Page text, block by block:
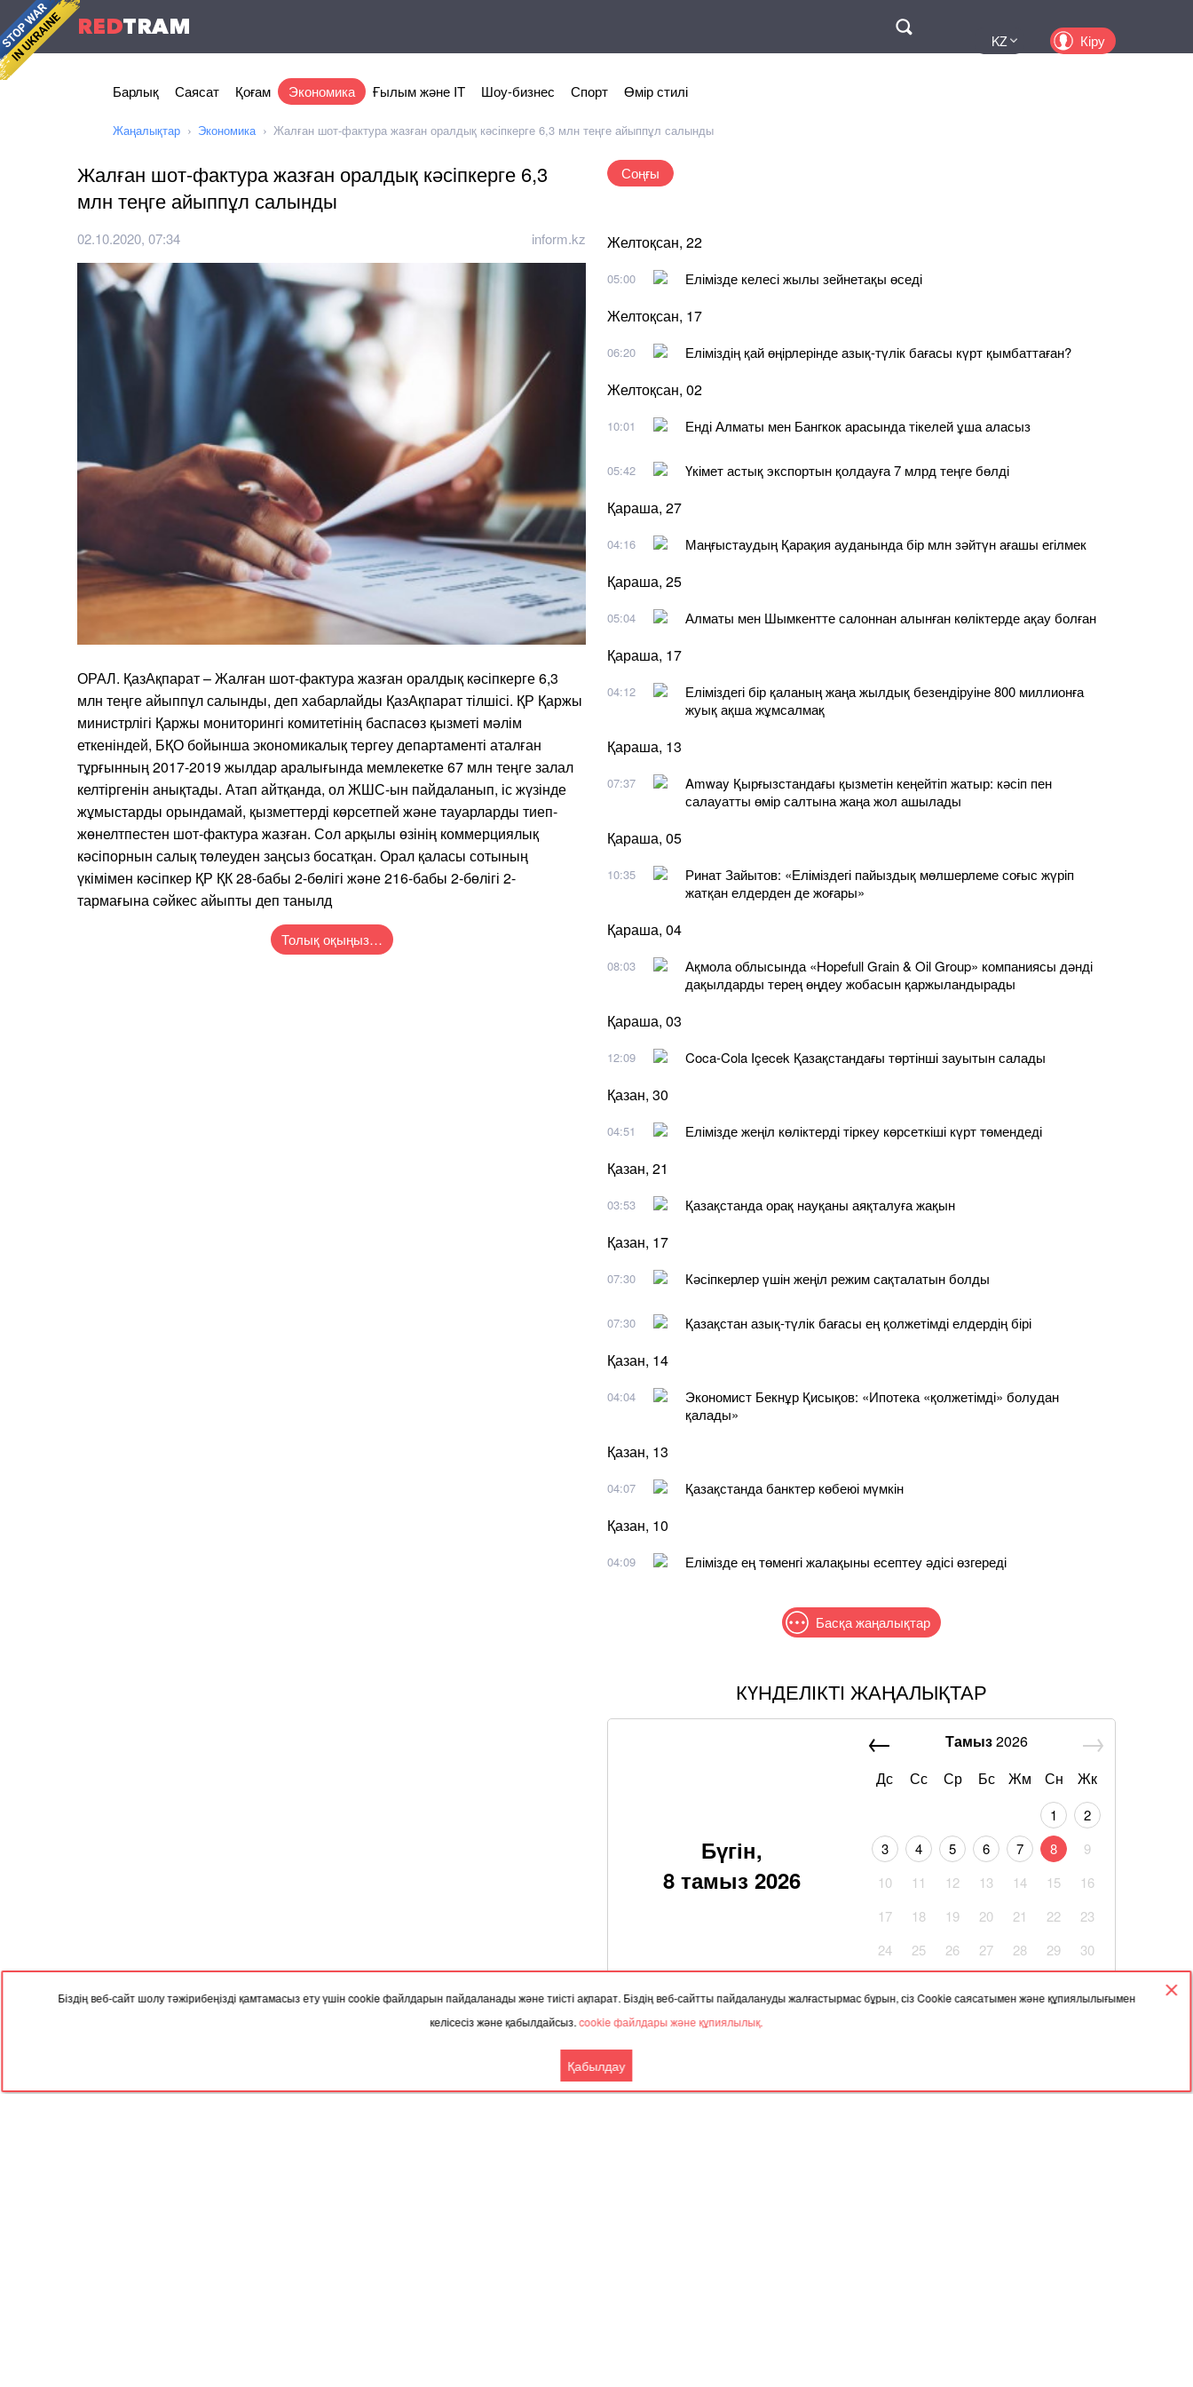
Біздің веб-сайт шолу тәжірибеңізді қамтамасыз ету үшін cookie файлдарын пайдаланады және тиісті ақпарат. Біздің веб-сайтты пайдалануды жалғастырмас бұрын, сіз Cookie саясатымен және құпиялылығымен
келісесіз және қабылдайсыз.cookie файлдары және құпиялылық.
Қабылдау
REDTRAM
KZ Кіру
Барлық Саясат Қоғам Экономика Ғылым және IT Шоу-бизнес Спорт Өмір стилі
Жаңалықтар Экономика Жалған шот-фактура жазған оралдық кәсіпкерге 6,3 млн теңге айыппұл салынды
Жалған шот-фактура жазған оралдық кәсіпкерге 6,3
млн теңге айыппұл салынды
02.10.2020, 07:34 inform.kz
ОРАЛ. ҚазАқпарат – Жалған шот-фактура жазған оралдық кәсіпкерге 6,3
млн теңге айыппұл салынды, деп хабарлайды ҚазАқпарат тілшісі. ҚР Қаржы
министрлігі Қаржы мониторингі комитетінің баспасөз қызметі мәлім
еткеніндей, БҚО бойынша экономикалық тергеу департаменті аталған
тұрғынның 2017-2019 жылдар аралығында мемлекетке 67 млн теңге залал
келтіргенін анықтады. Атап айтқанда, ол ЖШС-ын пайдаланып, іс жүзінде
жұмыстарды орындамай, қызметтерді көрсетпей және тауарларды тиеп-
жөнелтпестен шот-фактура жазған. Сол арқылы өзінің коммерциялық
кәсіпорнын салық төлеуден заңсыз босатқан. Орал қаласы сотының
үкімімен кәсіпкер ҚР ҚК 28-бабы 2-бөлігі және 216-бабы 2-бөлігі 2-
тармағына сәйкес айыпты деп танылд
Толық оқыңыз…
Соңғы
Желтоқсан, 22
05:00 Елімізде келесі жылы зейнетақы өседі
Желтоқсан, 17
06:20 Еліміздің қай өңірлерінде азық-түлік бағасы күрт қымбаттаған?
Желтоқсан, 02
10:01 Енді Алматы мен Бангкок арасында тікелей ұша аласыз
05:42 Үкімет астық экспортын қолдауға 7 млрд теңге бөлді
Қараша, 27
04:16 Маңғыстаудың Қарақия ауданында бір млн зәйтүн ағашы егілмек
Қараша, 25
05:04 Алматы мен Шымкентте салоннан алынған көліктерде ақау болған
Қараша, 17
04:12
Еліміздегі бір қаланың жаңа жылдық безендіруіне 800 миллионға
жуық ақша жұмсалмақ
Қараша, 13
07:37
Amway Қырғызстандағы қызметін кеңейтіп жатыр: кәсіп пен
салауатты өмір салтына жаңа жол ашылады
Қараша, 05
10:35
Ринат Зайытов: «Еліміздегі пайыздық мөлшерлеме соғыс жүріп
жатқан елдерден де жоғары»
Қараша, 04
08:03
Ақмола облысында «Hopefull Grain & Oil Group» компаниясы дәнді
дақылдарды терең өңдеу жобасын қаржыландырады
Қараша, 03
12:09 Coca-Cola Içecek Қазақстандағы төртінші зауытын салады
Қазан, 30
04:51 Елімізде жеңіл көліктерді тіркеу көрсеткіші күрт төмендеді
Қазан, 21
03:53 Қазақстанда орақ науқаны аяқталуға жақын
Қазан, 17
07:30 Кәсіпкерлер үшін жеңіл режим сақталатын болды
07:30 Қазақстан азық-түлік бағасы ең қолжетімді елдердің бірі
Қазан, 14
04:04
Экономист Бекнұр Қисықов: «Ипотека «қолжетімді» болудан
қалады»
Қазан, 13
04:07 Қазақстанда банктер көбеюі мүмкін
Қазан, 10
04:09 Елімізде ең төменгі жалақыны есептеу әдісі өзгереді
Басқа жаңалықтар
КҮНДЕЛІКТІ ЖАҢАЛЫҚТАР
Бүгін,
8 тамыз 2026
Тамыз2026
Дс
Сс Ср Бс Жм Сн Жк
1
2
3
4 5 6 7 8
9
10
11 12 13 14 15
16
17
18 19 20 21 22
23
24
25 26 27 28 29
30
ТАҚЫРЫП БОЙЫНША ЖАҢАЛЫҚТАР